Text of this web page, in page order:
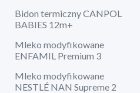
Bidon termiczny CANPOL
BABIES 12m+
Mleko modyfikowane
ENFAMIL Premium 3
Mleko modyfikowane
NESTLÉ NAN Supreme 2